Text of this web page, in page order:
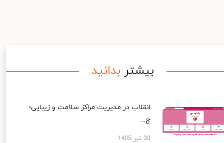
بیشتر بدانید
انقلاب در مدیریت مراکز سلامت و زیبایی؛
چ...
30 تیر 1405